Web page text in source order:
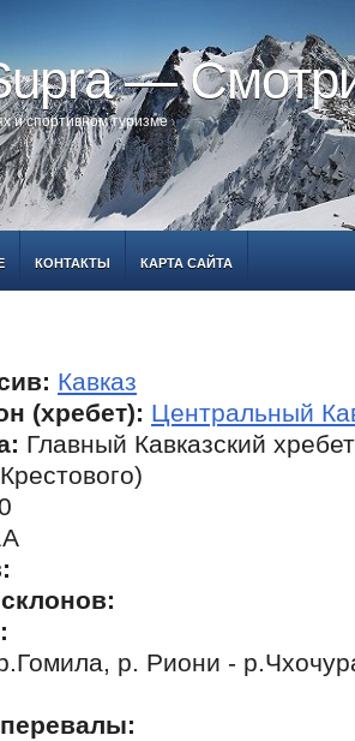
—
и спортивном туризме
КОНТАКТЫ КАРТА САЙТА
Кавказ
(хребет): Центральный
Главный Кавказский
р. Риони -